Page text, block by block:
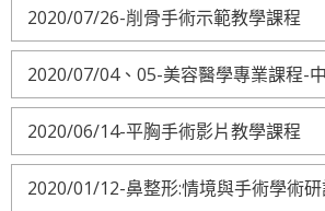
2020/07/26-削骨手術示範教學課程
2020/07/04、05-美容醫學專業課程-
2020/06/14-平胸手術影片教學課程
2020/01/12-鼻整形:情境與手術學術